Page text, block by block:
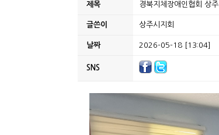
제목 경북지체장애인협회 상
글쓴이 상주시지회
날짜 2026-05-18 [13:04]
SNS